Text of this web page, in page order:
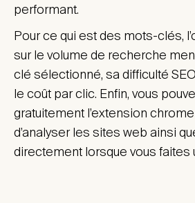
performant.
Pour ce qui est des mots-clés,
sur le volume de recherche
clé sélectionné, sa difficulté
le coût par clic. Enfin, vous
gratuitement l’extension
d’analyser les sites web ainsi
directement lorsque vous faites